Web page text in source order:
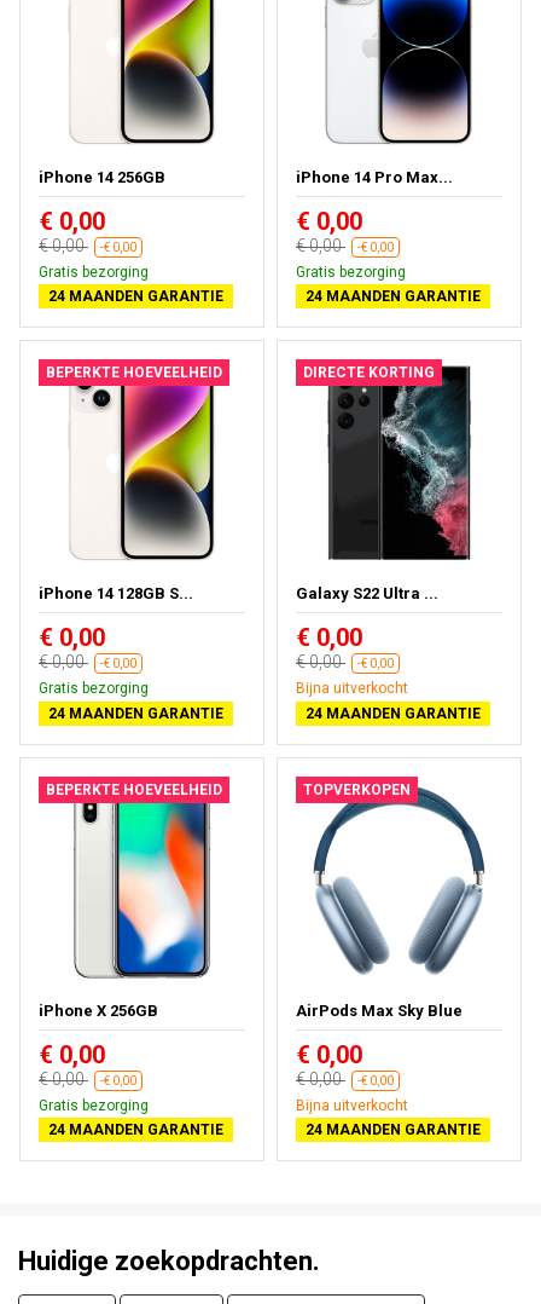
iPhone 14 256GB
€ 0,00
€ 0,00 -€ 0,00
Gratis bezorging
24 MAANDEN GARANTIE
iPhone 14 Pro Max...
€ 0,00
€ 0,00 -€ 0,00
Gratis bezorging
24 MAANDEN GARANTIE
BEPERKTE HOEVEELHEID
iPhone 14 128GB S...
€ 0,00
€ 0,00 -€ 0,00
Gratis bezorging
24 MAANDEN GARANTIE
DIRECTE KORTING
Galaxy S22 Ultra ...
€ 0,00
€ 0,00 -€ 0,00
Bijna uitverkocht
24 MAANDEN GARANTIE
BEPERKTE HOEVEELHEID
iPhone X 256GB
€ 0,00
€ 0,00 -€ 0,00
Gratis bezorging
24 MAANDEN GARANTIE
TOPVERKOPEN
AirPods Max Sky Blue
€ 0,00
€ 0,00 -€ 0,00
Bijna uitverkocht
24 MAANDEN GARANTIE
Huidige zoekopdrachten.